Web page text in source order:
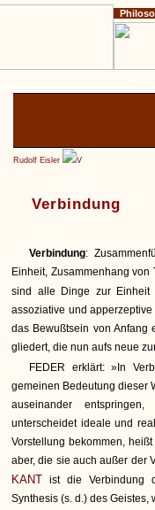
Rudolf Eisler V
Verbindung
Verbindung:
Einheit, Zusammenhang
sind alle Dinge zur
assoziative und
das Bewußtsein von Anfang
gliedert, die nun aufs neue
FEDER erklärt: »In
gemeinen Bedeutung dieser
auseinander
unterscheidet ideale und
Vorstellung bekommen,
aber, die sie auch außer der
KANT ist die Verbindung
Synthesis (s. d.) des